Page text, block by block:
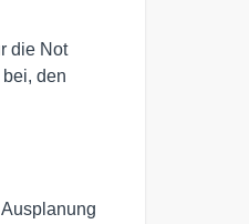
die Not
den